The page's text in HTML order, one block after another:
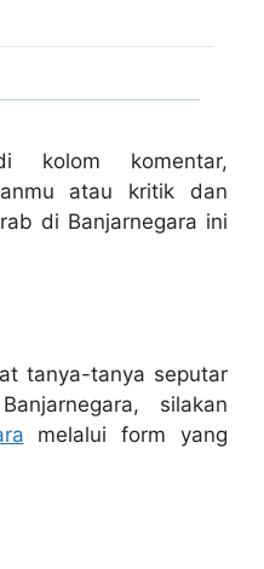
komentar,
atau kritik dan
di Banjarnegara ini
tanya-tanya seputar
silakan
melalui form yang